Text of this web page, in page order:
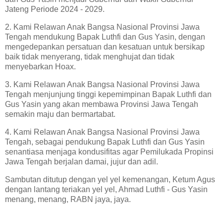
Jateng Periode 2024 - 2029.
2. Kami Relawan Anak Bangsa Nasional Provinsi Jawa
Tengah mendukung Bapak Luthfi dan Gus Yasin, dengan
mengedepankan persatuan dan kesatuan untuk bersikap
baik tidak menyerang, tidak menghujat dan tidak
menyebarkan Hoax.
3. Kami Relawan Anak Bangsa Nasional Provinsi Jawa
Tengah menjunjung tinggi kepemimpinan Bapak Luthfi dan
Gus Yasin yang akan membawa Provinsi Jawa Tengah
semakin maju dan bermartabat.
4. Kami Relawan Anak Bangsa Nasional Provinsi Jawa
Tengah, sebagai pendukung Bapak Luthfi dan Gus Yasin
senantiasa menjaga kondusifitas agar Pemilukada Propinsi
Jawa Tengah berjalan damai, jujur dan adil.
Sambutan ditutup dengan yel yel kemenangan, Ketum Agus
dengan lantang teriakan yel yel, Ahmad Luthfi - Gus Yasin
menang, menang, RABN jaya, jaya.